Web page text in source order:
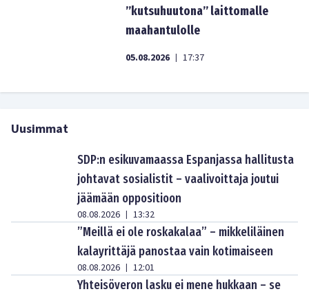
”kutsuhuutona” laittomalle
maahantulolle
05.08.2026 | 17:37
Uusimmat
SDP:n esikuvamaassa Espanjassa hallitusta
johtavat sosialistit – vaalivoittaja joutui
jäämään oppositioon
08.08.2026 | 13:32
”Meillä ei ole roskakalaa” – mikkeliläinen
kalayrittäjä panostaa vain kotimaiseen
08.08.2026 | 12:01
Yhteisöveron lasku ei mene hukkaan – se